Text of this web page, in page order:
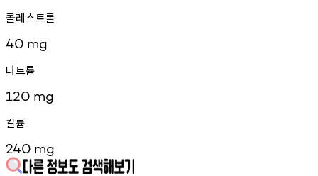
콜레스트롤
40 mg
나트륨
120 mg
칼륨
240 mg